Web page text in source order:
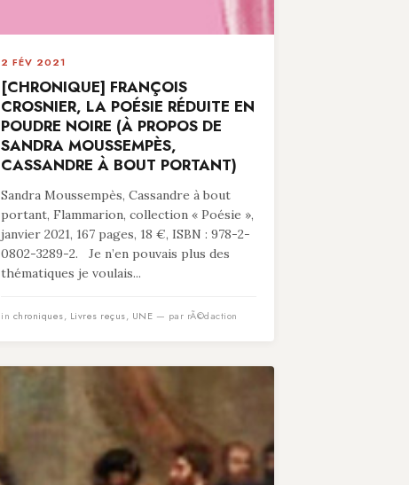
2 FÉV 2021
[CHRONIQUE] FRANÇOIS
CROSNIER, LA POÉSIE RÉDUITE EN
POUDRE NOIRE (À PROPOS DE
SANDRA MOUSSEMPÈS,
CASSANDRE À BOUT PORTANT)
Sandra Moussempès, Cassandre à bout
portant, Flammarion, collection « Poésie »,
janvier 2021, 167 pages, 18 €, ISBN : 978-2-
0802-3289-2. Je n’en pouvais plus des
thématiques je voulais...
in chroniques, Livres reçus, UNE — par rÃ©daction